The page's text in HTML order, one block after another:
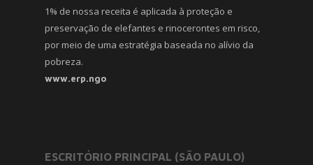
1% de nossa receita é aplicada à proteção e
preservação de elefantes e rinocerontes em risco,
por meio de uma estratégia baseada no alívio da
pobreza.
www.erp.ngo
ESCRITÓRIO PRINCIPAL (SÃO PAULO)